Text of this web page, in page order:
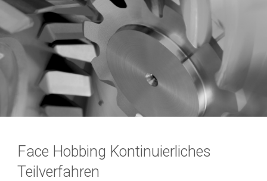
Face Hobbing Kontinuierliches
Teilverfahren